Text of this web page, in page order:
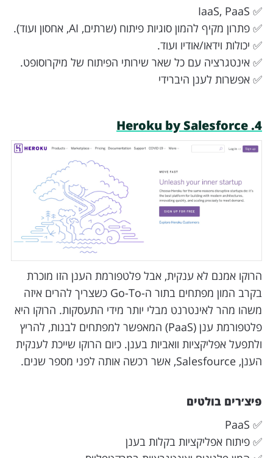
✅ IaaS, PaaS
✅ פתרון מקיף להמון סוגיות פיתוח (שרתים, AI, אחסון ועוד).
✅ יכולות וידאו/אודיו ועוד.
✅ אינטגרציה עם כל שאר שירותי הפיתוח של מיקרוסופט.
✅ אפשרות לענן היברידי
4. Heroku by Salesforce
הרוקו אמנם לא ענקית, אבל פלטפורמת הענן הזו מוכרת
בקרב המון מפתחים בתור ה-Go-To כשצריך להרים איזה
משהו מהר לאינטרנט מבלי יותר מידי התעסקות. הרוקו היא
פלטפורמת ענן (PaaS) המאפשר למפתחים לבנות, להריץ
ולתפעל אפליקציות וואביות בענן. כיום הרוקו שייכת לענקית
הענן, Salesfource, אשר רכשה אותה לפני מספר שנים.
פיצ׳רים בולטים
✅ PaaS
✅ פיתוח אפליקציות בקלות בענן